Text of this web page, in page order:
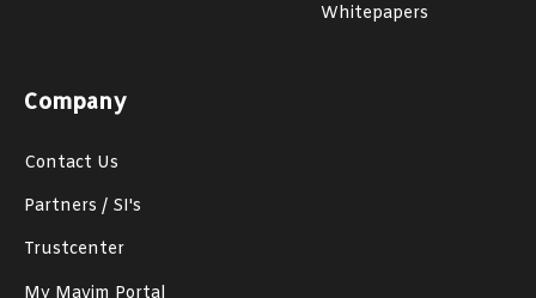
Whitepapers
Company
Contact Us
Partners / SI's
Trustcenter
My Mavim Portal